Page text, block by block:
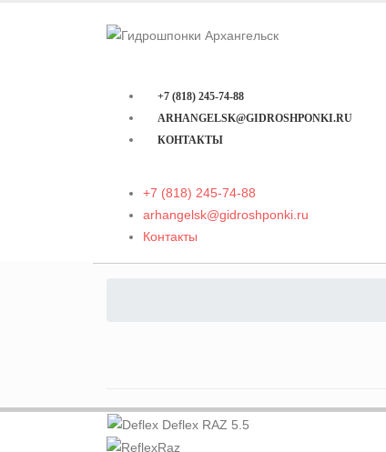
+7 (818) 245-74-88
ARHANGELSK@GIDROSHPONKI.RU
КОНТАКТЫ
+7 (818) 245-74-88
arhangelsk@gidroshponki.ru
Контакты